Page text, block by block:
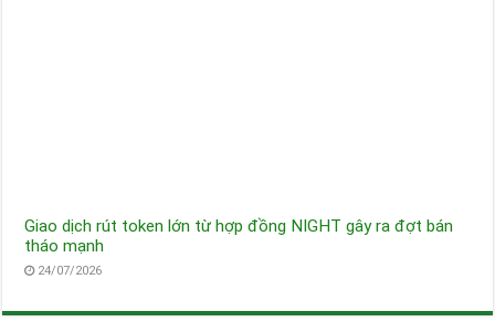
Giao dịch rút token lớn từ hợp đồng NIGHT gây ra đợt bán
tháo mạnh
24/07/2026